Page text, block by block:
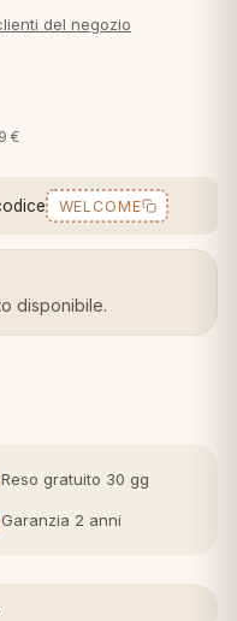
del negozio
€
WELCOME
disponibile.
Reso gratuito 30 gg
Garanzia 2 anni